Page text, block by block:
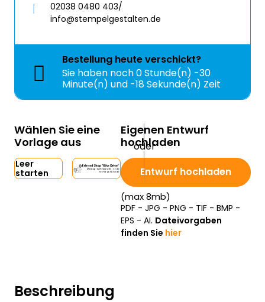
Beschreibung
02038 0480 403/
info@stempelgestalten.de
Bestellung heuteverschickt?
Sie haben noch0 Stunde(n) -30
Minute(n) und -19 Sekunde(n) Zeit
Wählen Sie eine
Vorlage aus
Leer
starten
Eigenen Entwurf
hochladen
Entwurf hochladen
(max 8mb)
PDF - JPG - PNG - TIF - BMP -
EPS - AI. Dateivorgaben
finden Sie hier